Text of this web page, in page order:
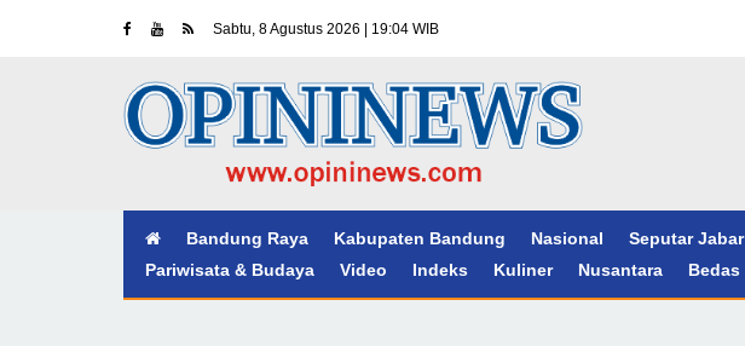
Sabtu, 8 Agustus 2026 | 19:04 WIB
Bandung Raya Kabupaten Bandung Nasional Seputar Jabar
Pariwisata & Budaya
Video Indeks Kuliner Nusantara Bedas